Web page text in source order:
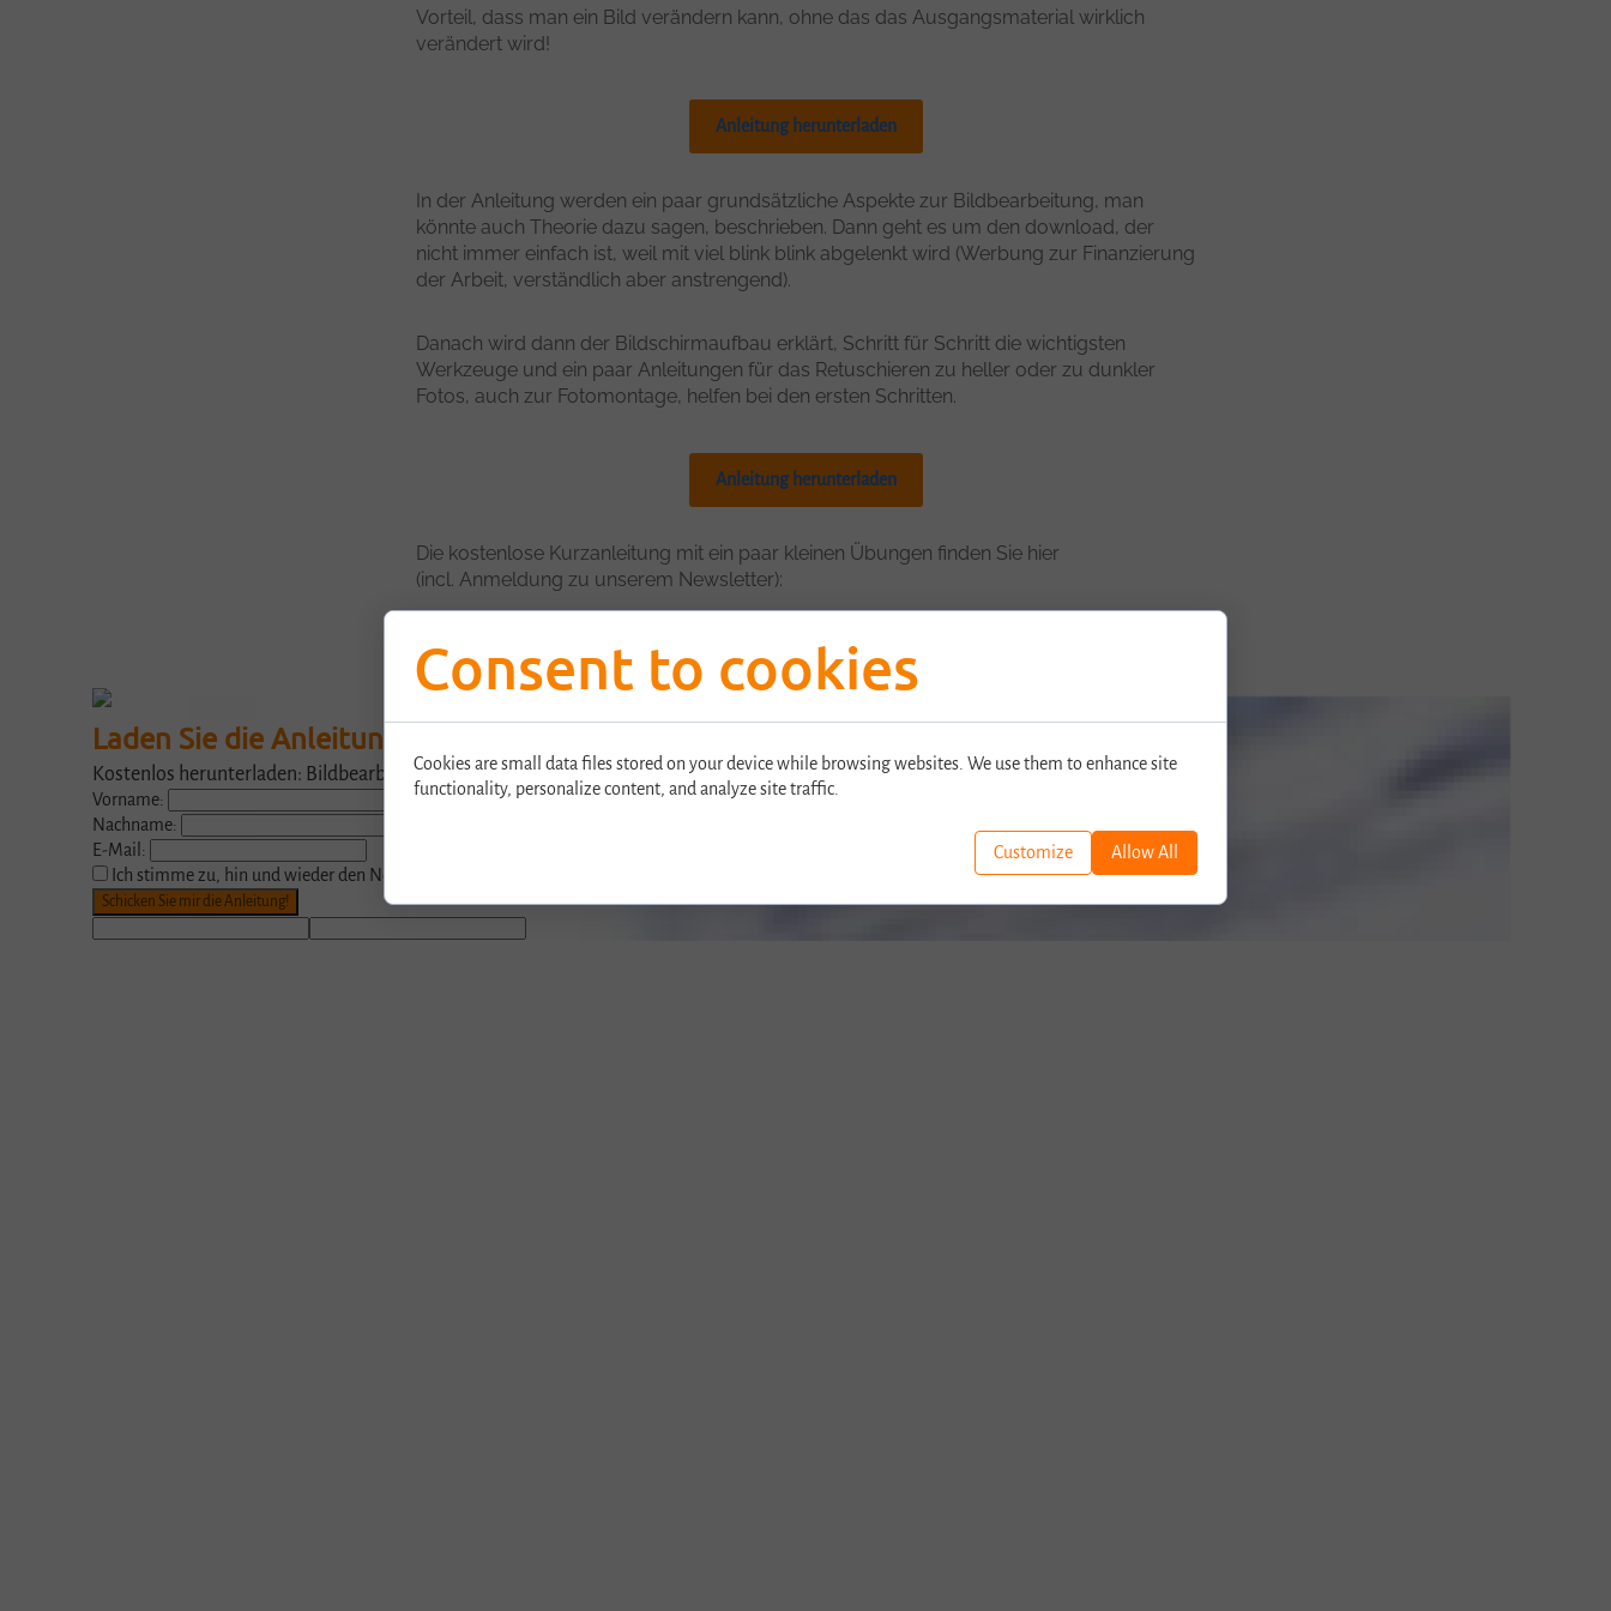
Laden Sie die Anleitung herunter.
Kostenlos herunterladen: Bildbearbeitung mit paint.net. Download, Installation, Werkzeuge und erste Schritte.
Vorname:
Nachname:
E-Mail:
Ich stimme zu, hin und wieder den Newsletter zu erhalten. Er kann jederzeit wieder abbestellt werden.
Schicken Sie mir die Anleitung!
Anleitung herunterladen
Anleitung herunterladen
Vorteil, dass man ein Bild verändern kann, ohne das das Ausgangsmaterial wirklich
verändert wird!
In der Anleitung werden ein paar grundsätzliche Aspekte zur Bildbearbeitung, man
könnte auch Theorie dazu sagen, beschrieben. Dann geht es um den download, der
nicht immer einfach ist, weil mit viel blink blink abgelenkt wird (Werbung zur Finanzierung
der Arbeit, verständlich aber anstrengend).
Danach wird dann der Bildschirmaufbau erklärt, Schritt für Schritt die wichtigsten
Werkzeuge und ein paar Anleitungen für das Retuschieren zu heller oder zu dunkler
Fotos, auch zur Fotomontage, helfen bei den ersten Schritten.
Die kostenlose Kurzanleitung mit ein paar kleinen Übungen finden Sie hier
(incl. Anmeldung zu unserem Newsletter):
ECDL BASE LEHRGANG
ECDL BASE CRASHKURS
ECDL HAUSWART
ECDL DIAGNOSETESTS
ECDL PRÜFUNGEN
ECDL PRÜFUNGSVORBEREITUNG
EXCEL GRUNDLAGEN
EXCEL AUFBAU
POWERPOINT GRUNDLAGEN
POWERPOINT AUFBAU
Consent to cookies
Cookies are small data files stored on your device while browsing websites. We use them to enhance site
functionality, personalize content, and analyze site traffic.
Customize Allow All